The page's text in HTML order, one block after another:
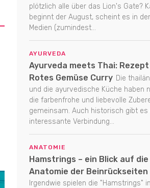
plötzlich alle über das Lion's Gate?
beginnt der August, scheint es in
Medien (zumindest...
AYURVEDA
Ayurveda meets Thai:
Rotes Gemüse Curry Die
und die ayurvedische Küche haben
die farbenfrohe und liebevolle
gemeinsam. Auch historisch gibt es
interessante Verbindung...
ANATOMIE
Hamstrings – ein Blick auf die
Anatomie der Beinrückseiten
Irgendwie spielen die "Hamstrings"